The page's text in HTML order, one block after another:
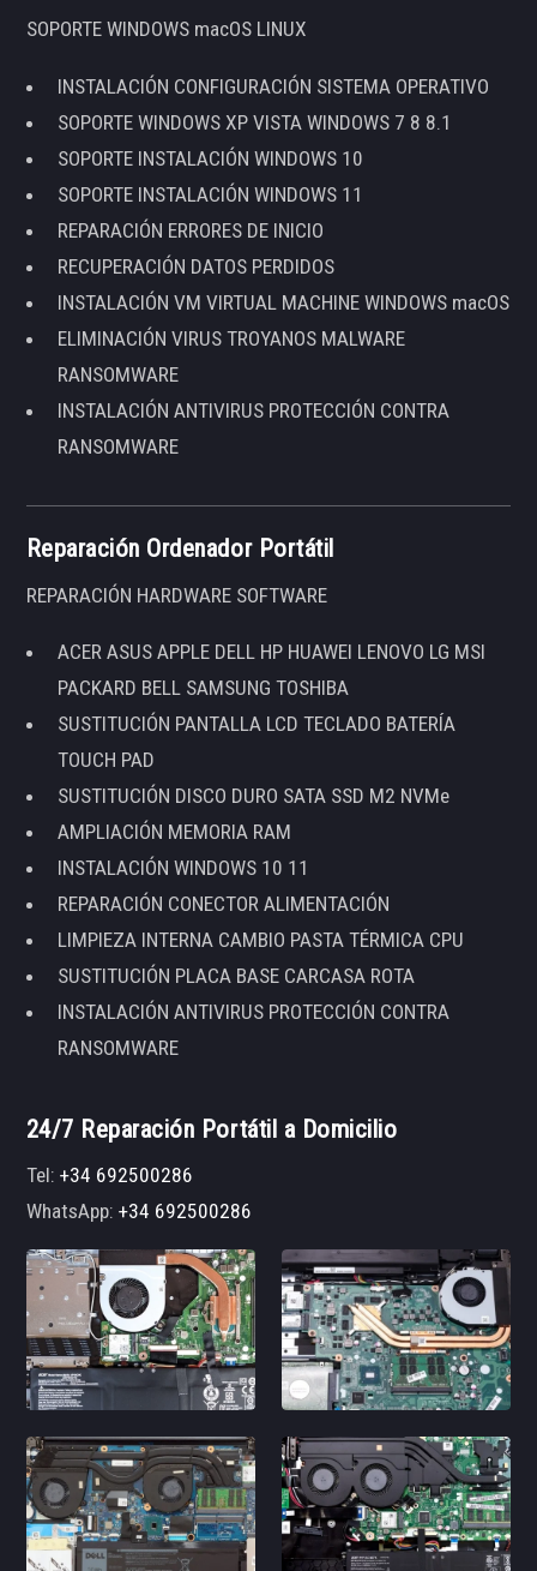
SOPORTE WINDOWS macOS LINUX
INSTALACIÓN CONFIGURACIÓN SISTEMA OPERATIVO
SOPORTE WINDOWS XP VISTA WINDOWS 7 8 8.1
SOPORTE INSTALACIÓN WINDOWS 10
SOPORTE INSTALACIÓN WINDOWS 11
REPARACIÓN ERRORES DE INICIO
RECUPERACIÓN DATOS PERDIDOS
INSTALACIÓN VM VIRTUAL MACHINE WINDOWS macOS
ELIMINACIÓN VIRUS TROYANOS MALWARE
RANSOMWARE
INSTALACIÓN ANTIVIRUS PROTECCIÓN CONTRA
RANSOMWARE
Reparación Ordenador Portátil
REPARACIÓN HARDWARE SOFTWARE
ACER ASUS APPLE DELL HP HUAWEI LENOVO LG MSI
PACKARD BELL SAMSUNG TOSHIBA
SUSTITUCIÓN PANTALLA LCD TECLADO BATERÍA
TOUCH PAD
SUSTITUCIÓN DISCO DURO SATA SSD M2 NVMe
AMPLIACIÓN MEMORIA RAM
INSTALACIÓN WINDOWS 10 11
REPARACIÓN CONECTOR ALIMENTACIÓN
LIMPIEZA INTERNA CAMBIO PASTA TÉRMICA CPU
SUSTITUCIÓN PLACA BASE CARCASA ROTA
INSTALACIÓN ANTIVIRUS PROTECCIÓN CONTRA
RANSOMWARE
24/7 Reparación Portátil a Domicilio
Tel:+34 692500286
WhatsApp:+34 692500286